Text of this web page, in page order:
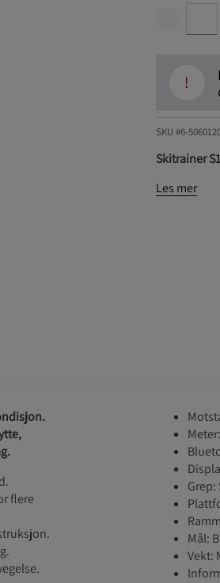
!
SKU #6-
Ski­trainer
Les mer
flere
Mål:
Vekt: